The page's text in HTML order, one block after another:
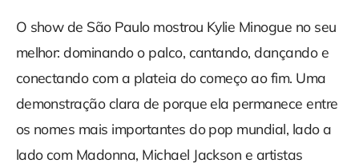
O show de São Paulo mostrou Kylie Minogue no seu
melhor: dominando o palco, cantando, dançando e
conectando com a plateia do começo ao fim. Uma
demonstração clara de porque ela permanece entre
os nomes mais importantes do pop mundial, lado a
lado com Madonna, Michael Jackson e artistas